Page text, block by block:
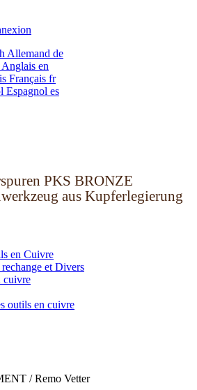
Allemand de
Anglais en
Français fr
Espagnol es
PKS BRONZE
aus Kupferlegierung
en Cuivre
et Divers
cuivre
outils en cuivre
/ Remo Vetter